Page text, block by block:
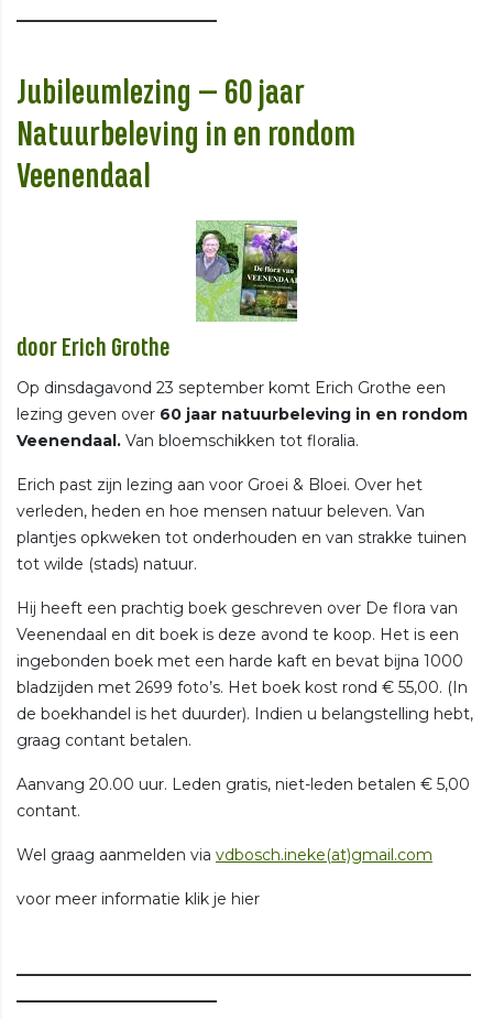
__________________________
Jubileumlezing – 60 jaar
Natuurbeleving in en rondom
Veenendaal
door Erich Grothe
Op dinsdagavond 23 september komt Erich Grothe een
lezing geven over 60 jaar natuurbeleving in en rondom
Veenendaal. Van bloemschikken tot floralia.
Erich past zijn lezing aan voor Groei & Bloei. Over het
verleden, heden en hoe mensen natuur beleven. Van
plantjes opkweken tot onderhouden en van strakke tuinen
tot wilde (stads) natuur.
Hij heeft een prachtig boek geschreven over De flora van
Veenendaal en dit boek is deze avond te koop. Het is een
ingebonden boek met een harde kaft en bevat bijna 1000
bladzijden met 2699 foto’s. Het boek kost rond € 55,00. (In
de boekhandel is het duurder). Indien u belangstelling hebt,
graag contant betalen.
Aanvang 20.00 uur. Leden gratis, niet-leden betalen € 5,00
contant.
Wel graag aanmelden via vdbosch.ineke(at)gmail.com
voor meer informatie klik je hier
___________________________________________________________
__________________________